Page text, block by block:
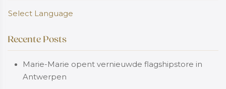
Select Language
Recente Posts
Marie-Marie opent vernieuwde flagshipstore in
Antwerpen